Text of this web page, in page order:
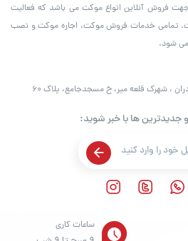
فروش آنلاین انواع موکت می باشد که فعالیت
شروع کرده است. تمامی خدمات فروش موکت، اجاره موکت و نصب
می شود.
ساعات کاری
، شهرک قلعه میر، خ مسجدجامع، پلاک 60
جدیدترین ها با خبر شوید: